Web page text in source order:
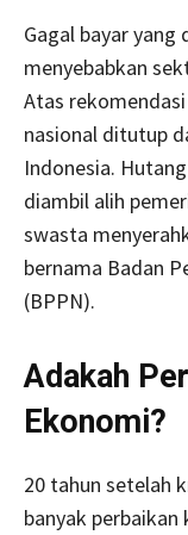
Gagal bayar yang
menyebabkan
Atas
nasional ditutup
Indonesia.
diambil alih
swasta
bernama Badan
(BPPN).
Adakah
Ekonomi?
20 tahun setelah
banyak